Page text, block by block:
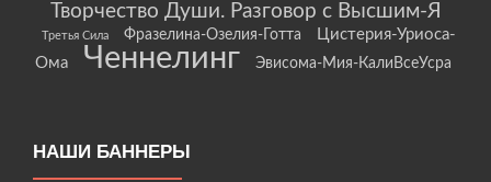
Творчество Души. Разговор с Высшим-Я
Третья Сила Фразелина-Озелия-Готта
Цистерия-Уриоса-
Ома
Ченнелинг Эвисома-Мия-КалиВсеУсра
НАШИ БАННЕРЫ